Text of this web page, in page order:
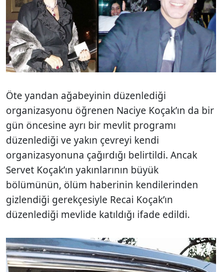
Öte yandan ağabeyinin düzenlediği
organizasyonu öğrenen Naciye Koçak’ın da bir
gün öncesine ayrı bir mevlit programı
düzenlediği ve yakın çevreyi kendi
organizasyonuna çağırdığı belirtildi. Ancak
Servet Koçak’ın yakınlarının büyük
bölümünün, ölüm haberinin kendilerinden
gizlendiği gerekçesiyle Recai Koçak’ın
düzenlediği mevlide katıldığı ifade edildi.